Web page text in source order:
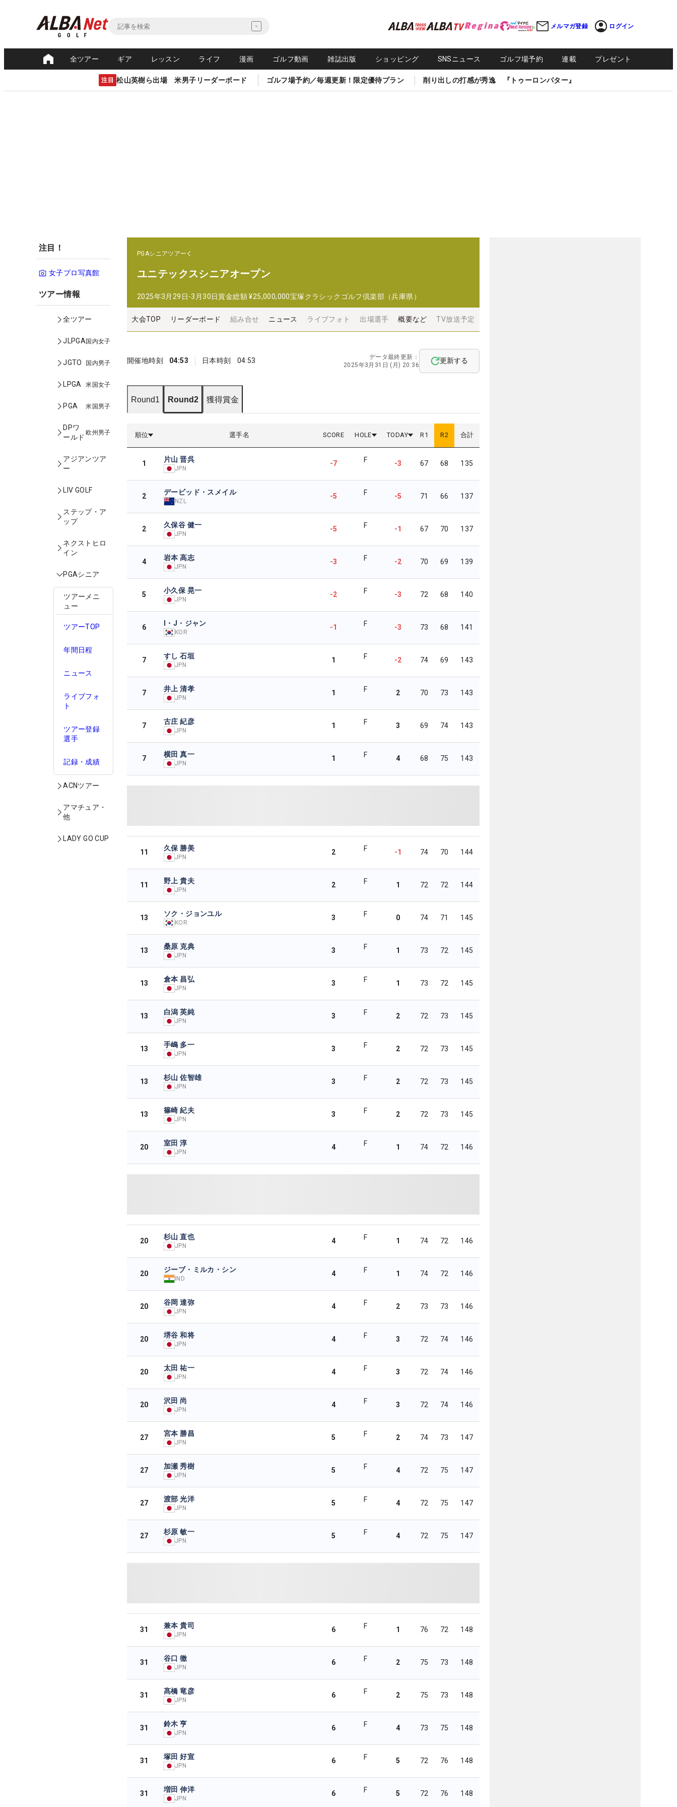
メルマガ登録 ログイン
全ツアー ギア レッスン ライフ 漫画 ゴルフ動画 雑誌出版 ショッピング SNSニュース ゴルフ場予約 連載 プレゼント
注目 松山英樹ら出場 米男子リーダーボード ゴルフ場予約／毎週更新！限定優待プラン 削り出しの打感が秀逸 『トゥーロンパター』
注目！
女子プロ写真館
ツアー情報
全ツアー
JLPGA国内女子
JGTO 国内男子
LPGA 米国女子
PGA 米国男子
DPワ
ールド
欧州男子
アジアンツア
ー
LIV GOLF
ステップ・ア
ップ
ネクストヒロ
イン
PGAシニア
ツアーメニ
ュー
ツアーTOP
年間日程
ニュース
ライブフォ
ト
ツアー登録
選手
記録・成績
ACNツアー
アマチュア・
他
LADY GO CUP
PGAシニアツアー
ユニテックスシニアオープン
2025年3月29日-3月30日賞金総額 ¥25,000,000宝塚クラシックゴルフ倶楽部（兵庫県）
大会TOP リーダーボード 組み合せ ニュース ライブフォト 出場選手 概要など TV放送予定
開催地時刻 04:53 日本時刻 04:53
データ最終更新：
2025年3月31日 (月) 20:36
更新する
Round1 Round2 獲得賞金
順位 選手名 SCORE HOLE TODAY R 1 R2 合計
1 片山 晋呉
JPN
-7 F -3 67 68 135
2 デービッド・スメイル
NZL
-5 F -5 71 66 137
2 久保谷 健一
JPN
-5 F -1 67 70 137
4 岩本 高志
JPN
-3 F -2 70 69 139
5 小久保 晃一
JPN
-2 F -3 72 68 140
6 I・J・ジャン
KOR
-1 F -3 73 68 141
7 すし 石垣
JPN
1 F -2 74 69 143
7 井上 清孝
JPN
1 F 2 70 73 143
7 古庄 紀彦
JPN
1 F 3 69 74 143
7 横田 真一
JPN
1 F 4 68 75 143
11 久保 勝美
JPN
2 F -1 74 70 144
11 野上 貴夫
JPN
2 F 1 72 72 144
13 ソク・ジョンユル
KOR
3 F 0 74 71 145
13 桑原 克典
JPN
3 F 1 73 72 145
13 倉本 昌弘
JPN
3 F 1 73 72 145
13 白潟 英純
JPN
3 F 2 72 73 145
13 手嶋 多一
JPN
3 F 2 72 73 145
13 杉山 佐智雄
JPN
3 F 2 72 73 145
13 篠崎 紀夫
JPN
3 F 2 72 73 145
20 室田 淳
JPN
4 F 1 74 72 146
20 杉山 直也
JPN
4 F 1 74 72 146
20 ジーブ・ミルカ・シン
IND
4 F 1 74 72 146
20 谷岡 達弥
JPN
4 F 2 73 73 146
20 堺谷 和将
JPN
4 F 3 72 74 146
20 太田 祐一
JPN
4 F 3 72 74 146
20 沢田 尚
JPN
4 F 3 72 74 146
27 宮本 勝昌
JPN
5 F 2 74 73 147
27 加瀬 秀樹
JPN
5 F 4 72 75 147
27 渡部 光洋
JPN
5 F 4 72 75 147
27 杉原 敏一
JPN
5 F 4 72 75 147
31 兼本 貴司
JPN
6 F 1 76 72 148
31 谷口 徹
JPN
6 F 2 75 73 148
31 髙橋 竜彦
JPN
6 F 2 75 73 148
31 鈴木 亨
JPN
6 F 4 73 75 148
31 塚田 好宣
JPN
6 F 5 72 76 148
31 増田 伸洋
JPN
6 F 5 72 76 148